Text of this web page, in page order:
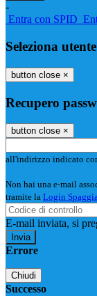
-
Entra con SPID
Seleziona utente
button close ×
Recupero
button close ×
all'indirizzo indicato
Non hai una e-mail
tramite la Login
E-mail inviata, si
Errore
Chiudi
Successo